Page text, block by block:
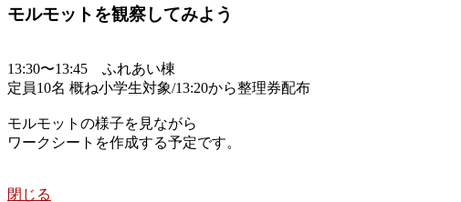
モルモットを観察してみよう
13:30〜13:45 ふれあい棟
定員10名 概ね小学生対象/13:20から整理券配布
モルモットの様子を見ながら
ワークシートを作成する予定です。
閉じる